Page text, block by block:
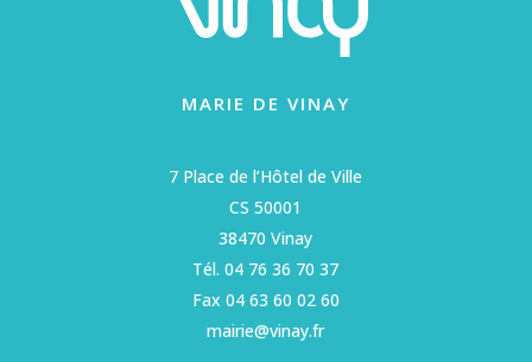
MARIE DE VINAY
7 Place de l’Hôtel de Ville
CS 50001
38470 Vinay
Tél. 04 76 36 70 37
Fax 04 63 60 02 60
mairie@vinay.fr